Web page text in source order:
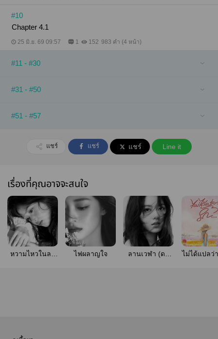
#10
Chapter 4.1
25 มิ.ย. 69 09:57 1 152 983 คำ (4 หน้า)
#11 - #30
#31 - #50
#51 - #57
แชร์ แชร์ แชร์ Line it
เรื่องที่คุณอาจจะสนใจ
หวามไหวในลม
ไฟผลาญใจ
ลานเวฬา (ดา
ไม่ได้แปลว่